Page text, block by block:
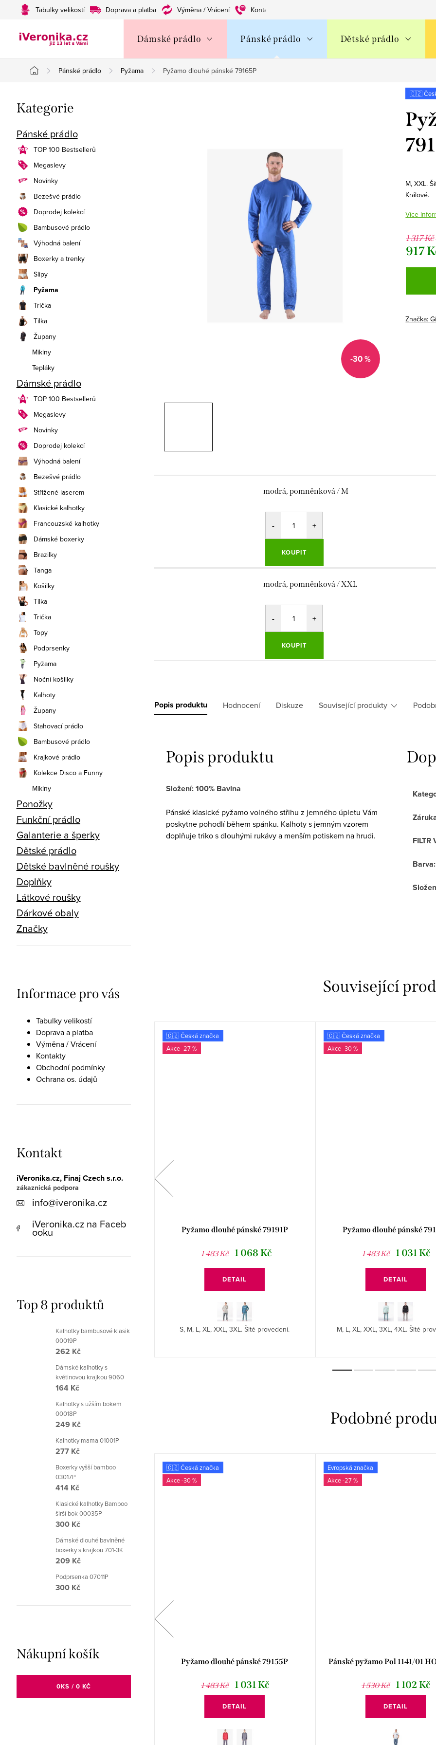
Tabulky velikostí Doprava a platba Výměna / Vrácení Kontakty
Dámské prádlo Pánské prádlo Dětské prádlo
Domů
Pánské prádlo Pyžama Pyžamo dlouhé pánské 79165P
o
s
t
r
a
n
n
í
p
a
n
e
Přeskočit
kategorie
Kategorie
Pánské prádlo
TOP 100 Bestsellerů
Megaslevy
Novinky
Bezešvé prádlo
Doprodej kolekcí
Bambusové prádlo
Výhodná balení
Boxerky a trenky
Slipy
Pyžama
Trička
Tílka
Župany
Mikiny
Tepláky
Dámské prádlo
TOP 100 Bestsellerů
Megaslevy
Novinky
Doprodej kolekcí
Výhodná balení
Bezešvé prádlo
Střižené laserem
Klasické kalhotky
Francouzské kalhotky
Dámské boxerky
Brazilky
Tanga
Košilky
Tílka
Trička
Topy
Podprsenky
Pyžama
Noční košilky
Kalhoty
Župany
Stahovací prádlo
Bambusové prádlo
Krajkové prádlo
Kolekce Disco a Funny
Mikiny
Ponožky
Funkční prádlo
Galanterie a šperky
Dětské prádlo
Dětské bavlněné roušky
Doplňky
Látkové roušky
Dárkové obaly
Značky
Informace pro vás
Tabulky velikostí
Doprava a platba
Výměna / Vrácení
Kontakty
Obchodní podmínky
Ochrana os. údajů
Kontakt
iVeronika.cz, Finaj Czech s.r.o.
info@iveronika.cz
iVeronika.cz na Faceb
ooku
Top 8 produktů
Kalhotky bambusové klasik
00019P
262 Kč
Dámské kalhotky s
květinovou krajkou 9060
164 Kč
Kalhotky s užším bokem
00018P
249 Kč
Kalhotky mama 01001P
277 Kč
Boxerky vyšší bamboo
03017P
414 Kč
Klasické kalhotky Bamboo
širší bok 00035P
300 Kč
Dámské dlouhé bavlněné
boxerky s krajkou 701-3K
209 Kč
Podprsenka 07011P
300 Kč
Nákupní košík
0KS / 0 KČ
-30 %
🇨🇿
M, XXL.
Králové.
Více
1 317 Kč
917
Měrná
Značka:
modrá, pomněnková / M
KOUPIT
modrá, pomněnková / XXL
KOUPIT
Popis produktu Hodnocení Diskuze Související produkty
Popis produktu
Složení: 100% Bavlna
Pánské klasické pyžamo volného střihu z jemného úpletu Vám
poskytne pohodlí během spánku. Kalhoty s jemným vzorem
doplňuje triko s dlouhými rukávy a menším potiskem na hrudi.
FILTR
Barva:
Související
🌱 Z bambusu
🇨🇿 Česká značka
Tričko pánské slim fit s krátkým rukávem
S, M, L, XL, XXL. Šité provedení.
🇨🇿 Česká značka
-27 %
Pyžamo dlouhé pánské 79191P
1 483 Kč 1 068 Kč
DETAIL
S, M, L, XL, XXL, 3XL. Šité provedení.
🇨🇿 Česká značka
-30 %
Pyžamo dlouhé pánské
1 483 Kč 1 031 Kč
DETAIL
M, L, XL, XXL, 3XL, 4XL. Šité
🇨🇿 Česká značka
Pyžamo dlouhé pánské 79127P
1 449 Kč 1 008 Kč
🇨🇿 Česká značka
-30 %
Pyžamo dlouhé pánské 79155P
1 483 Kč 1 031 Kč
DETAIL
Evropská značka
-27 %
Pánské pyžamo Pol 1141/01
1 530 Kč 1 102 Kč
DETAIL